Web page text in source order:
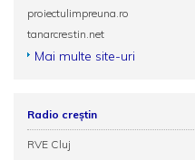
proiectulimpreuna.ro
tanarcrestin.net
Mai multe site-uri
Radio creștin
RVE Cluj